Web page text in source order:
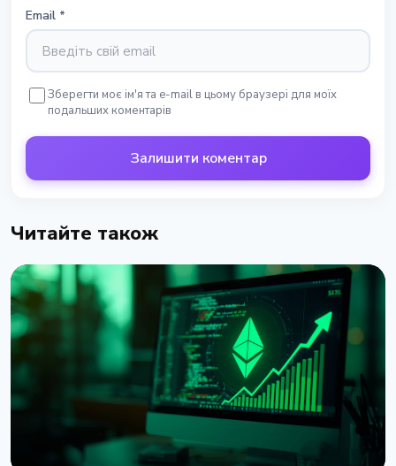
Email *
Зберегти моє ім'я та e-mail в цьому браузері для моїх
подальших коментарів
Залишити коментар
Читайте також